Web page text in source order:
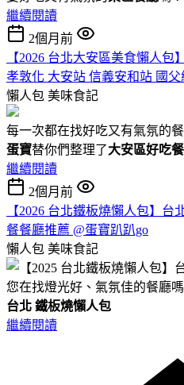
繼續閱讀
2個月前
【2026 台北大安區美食懶人
孝敦化 大安站 信義安和站 國
懶人包 美味食記
每一次都在找好吃又有氣氛的
蛋寶替你們整理了大安區好吃
繼續閱讀
2個月前
【2026 台北鐵板燒懶人包】
餐餐廳推薦 @蛋寶趴趴go
懶人包 美味食記
您在找燈光好、氣氛佳的餐廳嗎
台北 鐵板燒懶人包
繼續閱讀